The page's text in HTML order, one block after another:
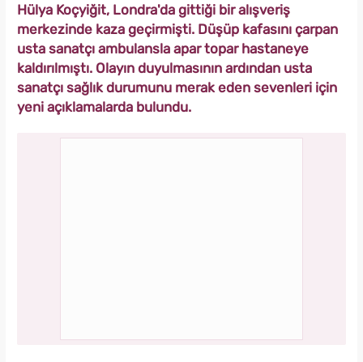
Hülya Koçyiğit, Londra'da gittiği bir alışveriş
merkezinde kaza geçirmişti. Düşüp kafasını çarpan
usta sanatçı ambulansla apar topar hastaneye
kaldırılmıştı. Olayın duyulmasının ardından usta
sanatçı sağlık durumunu merak eden sevenleri için
yeni açıklamalarda bulundu.